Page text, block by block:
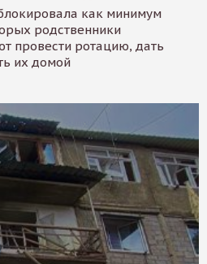
как минимум
родственники
провести ротацию, дать
их домой